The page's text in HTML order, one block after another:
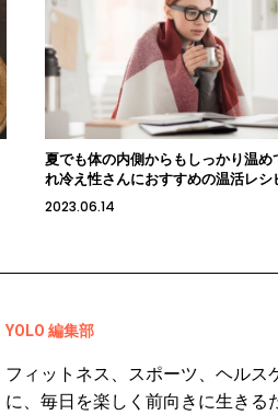
夏でも体の内側からもしっかり温め
れ冷え性さんにおすすめの温活レシ
2023.06.14
YOLO 編集部
フィットネス、スポーツ、ヘルス
に、毎日を楽しく前向きに生きる